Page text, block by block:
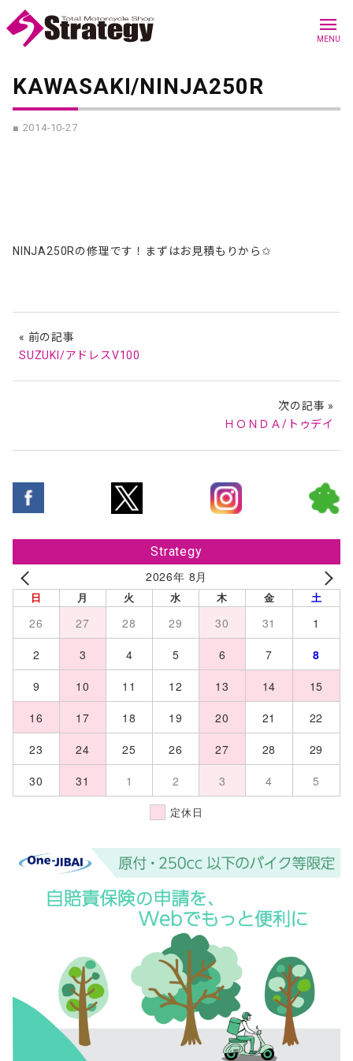
menu
MENU
Strategy
2026年 8月
日 月 火 水 木 金 土
26 27 28 29 30 31
1
2
3 4 5 6 7
8
9
10 11 12 13 14
15
16
17 18 19 20 21
22
23
24 25 26 27 28
29
30
31 1 2 3 4 5
定休日
KAWASAKI/NINJA250R
■ 2014-10-27
NINJA250Rの修理です！まずはお見積もりから✩
« 前の記事
SUZUKI/アドレスV100
次の記事 »
ＨＯＮＤＡ/トゥデイ